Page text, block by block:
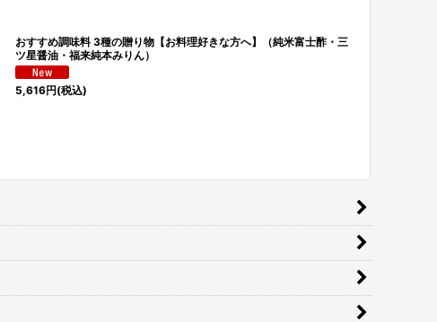
おすすめ調味料 3種の贈り物【お料理好きな方へ】（純米富士酢・三
ツ星醤油・福来純本みりん）
5,616円(税込)